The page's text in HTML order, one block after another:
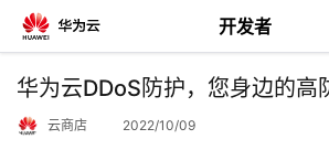
开发者
返
华为云DDoS防护，您身边的高
云商店 2022/10/09